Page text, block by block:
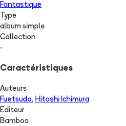
Fantastique
Type
album simple
Collection
-
Caractéristiques
Auteurs
Fuetsudo, Hitoshi Ichimura
Editeur
Bamboo